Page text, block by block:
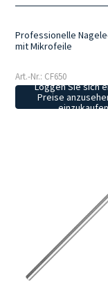
Professionelle
mit Mikrofeile
Art.-Nr.: CF650
Loggen Sie sich
Preise
einzukaufen